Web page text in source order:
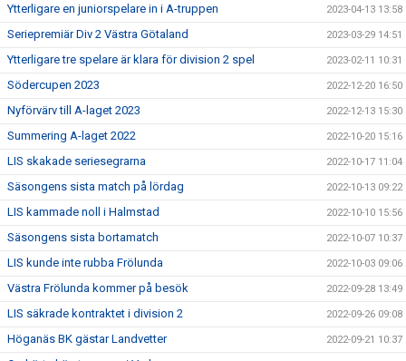
Ytterligare en juniorspelare in i A-truppen 2023-04-13 13:58
Seriepremiär Div 2 Västra Götaland 2023-03-29 14:51
Ytterligare tre spelare är klara för division 2 spel 2023-02-11 10:31
Södercupen 2023 2022-12-20 16:50
Nyförvärv till A-laget 2023 2022-12-13 15:30
Summering A-laget 2022 2022-10-20 15:16
LIS skakade seriesegrarna 2022-10-17 11:04
Säsongens sista match på lördag 2022-10-13 09:22
LIS kammade noll i Halmstad 2022-10-10 15:56
Säsongens sista bortamatch 2022-10-07 10:37
LIS kunde inte rubba Frölunda 2022-10-03 09:06
Västra Frölunda kommer på besök 2022-09-28 13:49
LIS säkrade kontraktet i division 2 2022-09-26 09:08
Höganäs BK gästar Landvetter 2022-09-21 10:37